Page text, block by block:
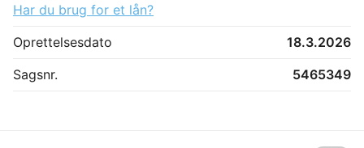
Har du brug for et lån?
Oprettelsesdato
18.3.2026
Sagsnr.
5465349